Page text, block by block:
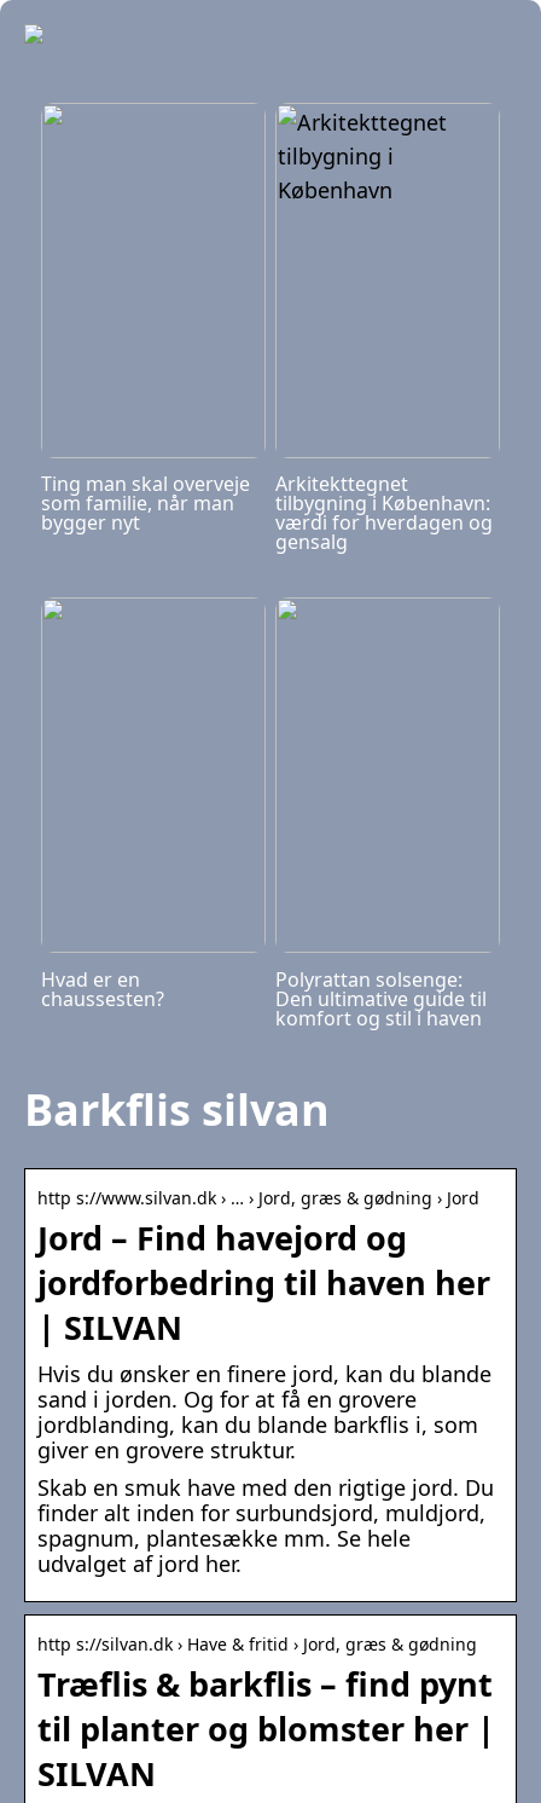
Ting man skal overveje
som familie, når man
bygger nyt
Arkitekttegnet
tilbygning i København:
værdi for hverdagen og
gensalg
Hvad er en
chaussesten?
Polyrattan solsenge:
Den ultimative guide til
komfort og stil i haven
Barkflis silvan
http s://www.silvan.dk › … › Jord, græs & gødning › Jord
Jord – Find havejord og
jordforbedring til haven her
| SILVAN
Hvis du ønsker en finere jord, kan du blande
sand i jorden. Og for at få en grovere
jordblanding, kan du blande barkflis i, som
giver en grovere struktur.
Skab en smuk have med den rigtige jord. Du
finder alt inden for surbundsjord, muldjord,
spagnum, plantesække mm. Se hele
udvalget af jord her.
http s://silvan.dk › Have & fritid › Jord, græs & gødning
Træflis & barkflis – find pynt
til planter og blomster her |
SILVAN